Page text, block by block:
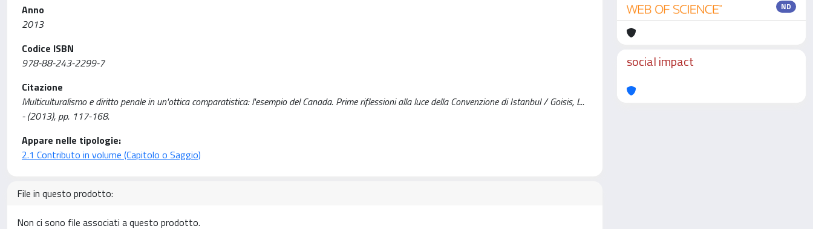
Anno
2013
Codice ISBN
978-88-243-2299-7
Citazione
Multiculturalismo e diritto penale in un'ottica comparatistica: l'esempio del Canada. Prime riflessioni alla luce della Convenzione di Istanbul / Goisis, L..
- (2013), pp. 117-168.
Appare nelle tipologie:
2.1 Contributo in volume (Capitolo o Saggio)
File in questo prodotto:
Non ci sono file associati a questo prodotto.
ND
social impact